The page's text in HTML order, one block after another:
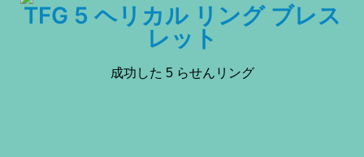
TFG 5 ヘリカル リング ブレス
レット
成功した 5 らせんリング